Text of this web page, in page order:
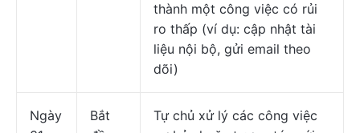
thành một công việc có rủi
ro thấp (ví dụ: cập nhật tài
liệu nội bộ, gửi email theo
dõi)
Ngày
Bắt
Tự chủ xử lý các công việc